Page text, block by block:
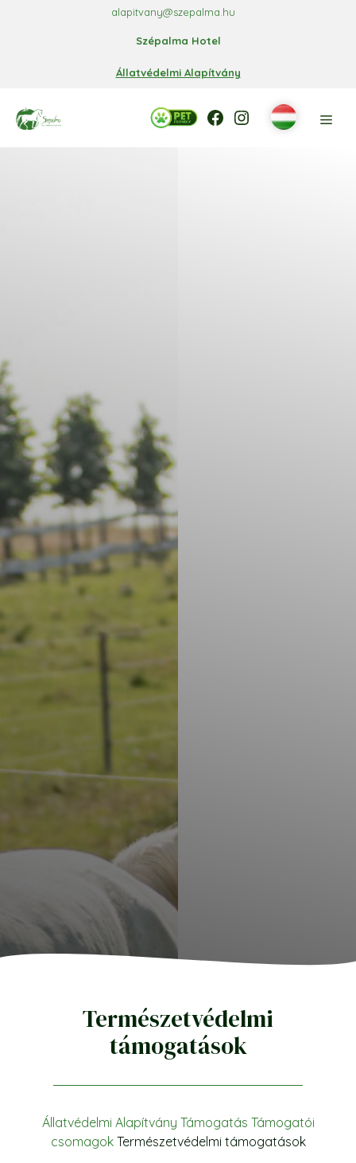
alapitvany@szepalma.hu
Szépalma Hotel
Állatvédelmi Alapítvány
Facebook Facebook
Instagram
Természetvédelmi
támogatások
Állatvédelmi Alapítvány Támogatás Támogatói
csomagok Természetvédelmi támogatások